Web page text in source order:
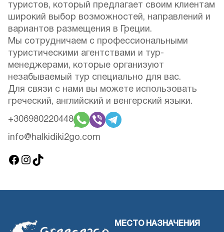
туристов, который предлагает своим клиентам
широкий выбор возможностей, направлений и
вариантов размещения в Греции.
Мы сотрудничаем с профессиональными
туристическими агентствами и тур-
менеджерами, которые организуют
незабываемый тур специально для вас.
Для связи с нами вы можете использовать
греческий, английский и венгерский языки.
+306980220448
info@halkidiki2go.com
Фейсбук
Инстаграм
ТикТок
МЕСТО НАЗНАЧЕНИЯ